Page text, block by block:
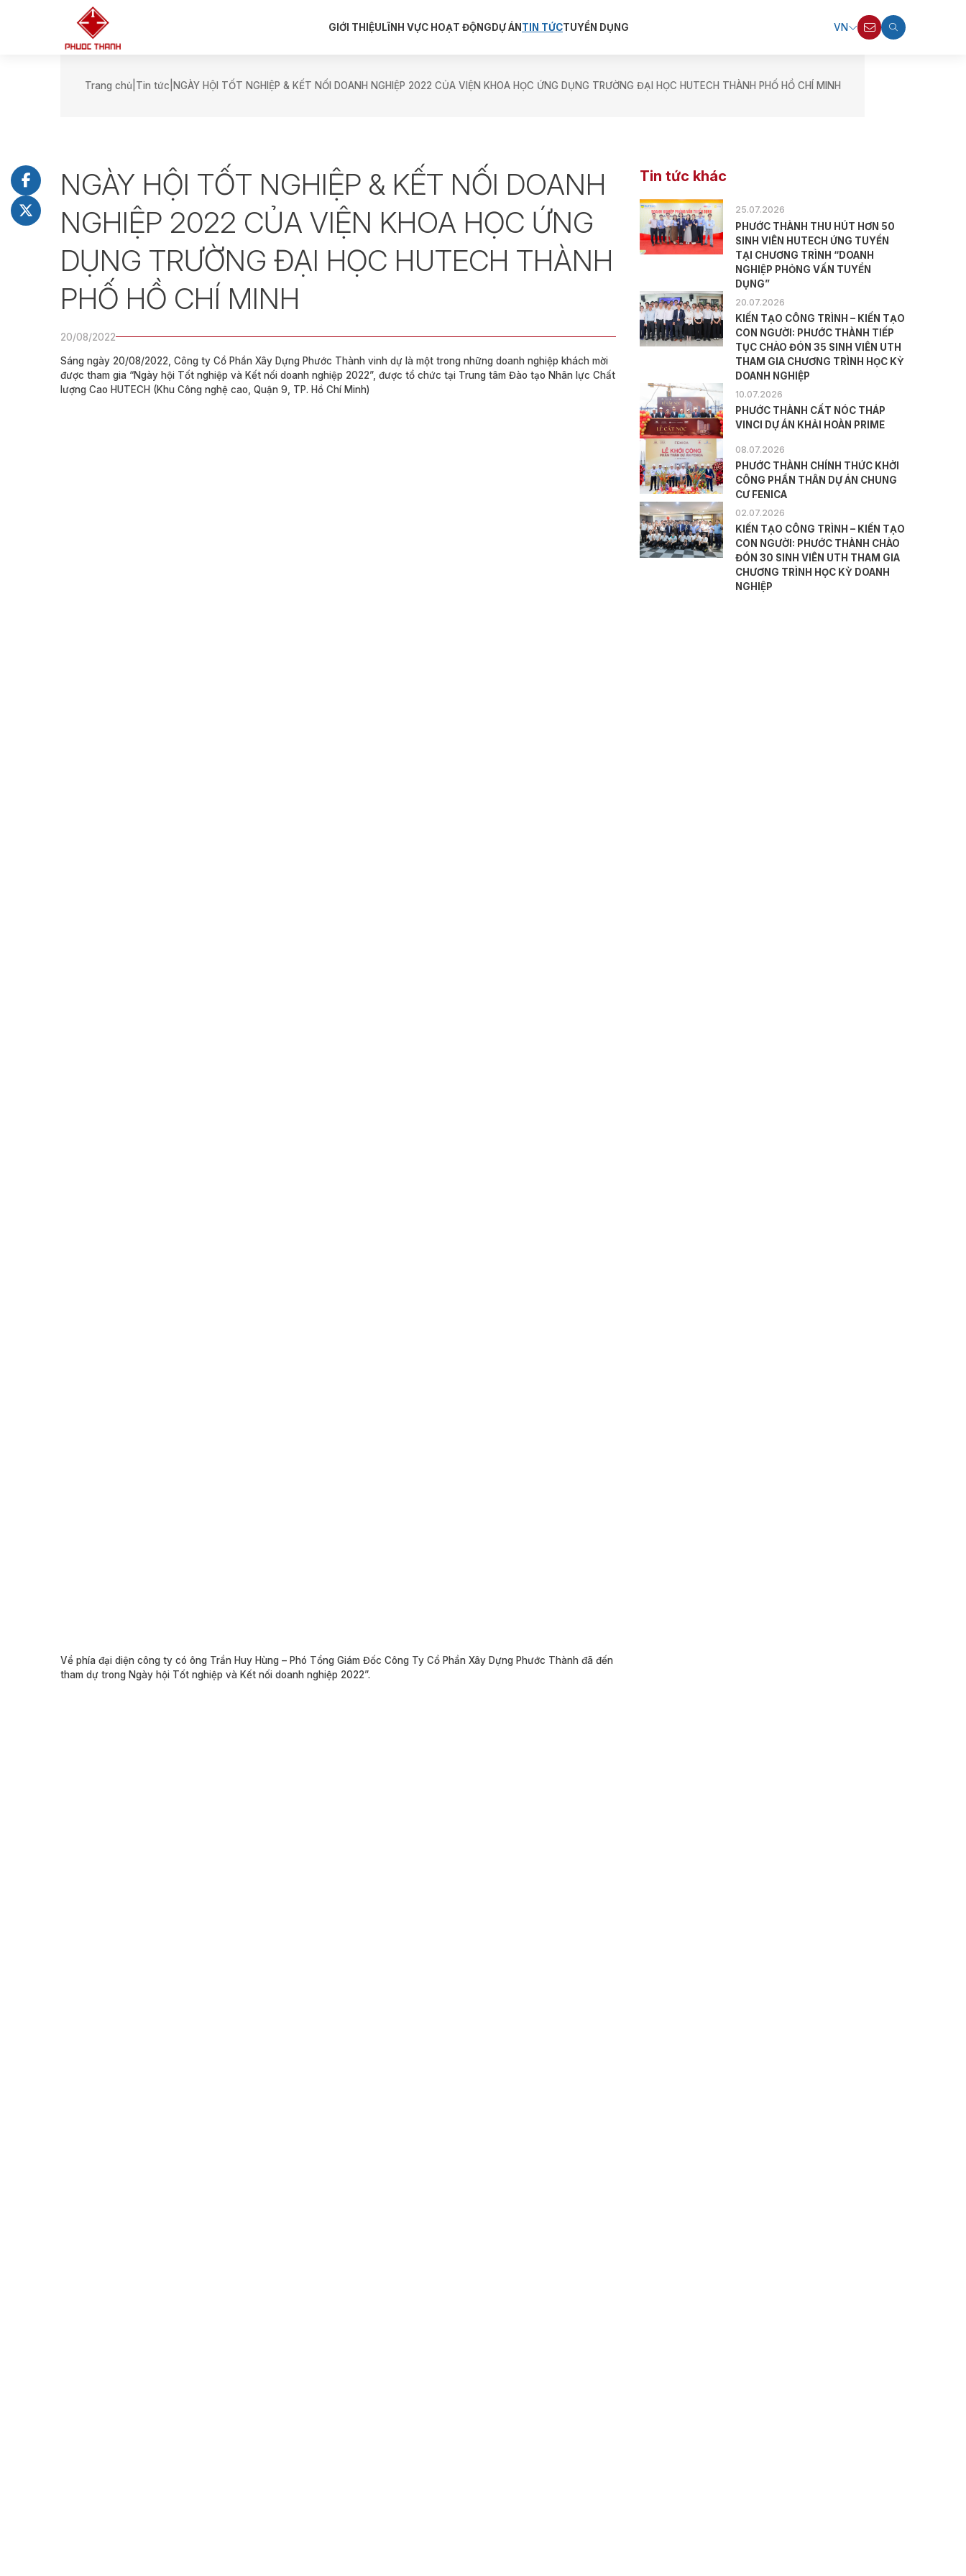
GIỚI THIỆU LĨNH VỰC HOẠT ĐỘNG DỰ ÁN TIN TỨCTUYỂN DỤNG VN
Trang chủ Tin tức NGÀY HỘI TỐT NGHIỆP & KẾT NỐI DOANH NGHIỆP 2022 CỦA VIỆN KHOA HỌC ỨNG DỤNG TRƯỜNG ĐẠI HỌC HUTECH THÀNH PHỐ HỒ CHÍ MINH
NGÀY HỘI TỐT NGHIỆP & KẾT NỐI DOANH
NGHIỆP 2022 CỦA VIỆN KHOA HỌC ỨNG
DỤNG TRƯỜNG ĐẠI HỌC HUTECH THÀNH
PHỐ HỒ CHÍ MINH
20/08/2022
Sáng ngày 20/08/2022, Công ty Cổ Phần Xây Dựng Phước Thành vinh dự là một trong những doanh nghiệp khách mời
được tham gia “Ngày hội Tốt nghiệp và Kết nối doanh nghiệp 2022”, được tổ chức tại Trung tâm Đào tạo Nhân lực Chất
lượng Cao HUTECH (Khu Công nghệ cao, Quận 9, TP. Hồ Chí Minh)
Về phía đại diện công ty có ông Trần Huy Hùng – Phó Tổng Giám Đốc Công Ty Cổ Phần Xây Dựng Phước Thành đã đến
tham dự trong Ngày hội Tốt nghiệp và Kết nối doanh nghiệp 2022”.
Tin tức khác
25.07.2026
PHƯỚC THÀNH THU HÚT HƠN 50
SINH VIÊN HUTECH ỨNG TUYỂN
TẠI CHƯƠNG TRÌNH “DOANH
NGHIỆP PHỎNG VẤN TUYỂN
DỤNG”
20.07.2026
KIẾN TẠO CÔNG TRÌNH – KIẾN TẠO
CON NGƯỜI: PHƯỚC THÀNH TIẾP
TỤC CHÀO ĐÓN 35 SINH VIÊN UTH
THAM GIA CHƯƠNG TRÌNH HỌC KỲ
DOANH NGHIỆP
10.07.2026
PHƯỚC THÀNH CẤT NÓC THÁP
VINCI DỰ ÁN KHẢI HOÀN PRIME
08.07.2026
PHƯỚC THÀNH CHÍNH THỨC KHỞI
CÔNG PHẦN THÂN DỰ ÁN CHUNG
CƯ FENICA
02.07.2026
KIẾN TẠO CÔNG TRÌNH – KIẾN TẠO
CON NGƯỜI: PHƯỚC THÀNH CHÀO
ĐÓN 30 SINH VIÊN UTH THAM GIA
CHƯƠNG TRÌNH HỌC KỲ DOANH
NGHIỆP